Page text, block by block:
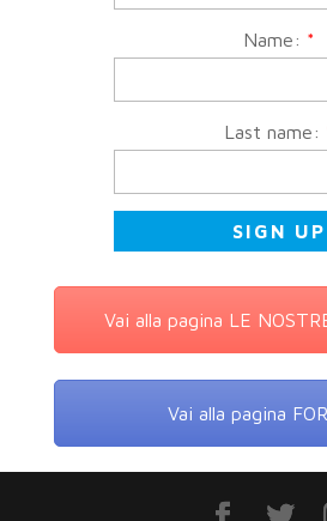
Name: *
Last name:
Vai alla pagina LE
Vai alla pagina